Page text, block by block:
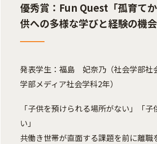
優秀賞：Fun Quest「孤育て
供への多様な学びと経験の機
発表学生：福島 妃奈乃（社会学部
学部メディア社会学科2年）
「子供を預けられる場所がない」「
い」
共働き世帯が直面する課題を前に離